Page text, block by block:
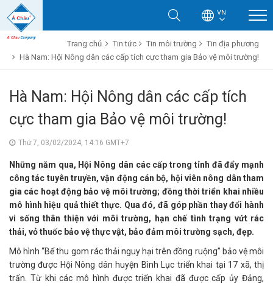
VN
Trang chủ Tin tức Tin môi trường
Tin địa phương
Hà Nam: Hội Nông dân các cấp tích cực tham gia Bảo vệ môi trường!
Hà Nam: Hội Nông dân các cấp tích
cực tham gia Bảo vệ môi trường!
Thứ 7, 03/02/2024, 14:16 GMT+7
Những năm qua, Hội Nông dân các cấp trong tỉnh đã đẩy mạnh
công tác tuyên truyền, vận động cán bộ, hội viên nông dân tham
gia các hoạt động bảo vệ môi trường; đồng thời triển khai nhiều
mô hình hiệu quả thiết thực. Qua đó, đã góp phần thay đổi hành
vi sống thân thiện với môi trường, hạn chế tình trạng vứt rác
thải, vỏ thuốc bảo vệ thực vật, bảo đảm môi trường sạch, đẹp.
Mô hình “Bể thu gom rác thải nguy hại trên đồng ruộng” bảo vệ môi
trường được Hội Nông dân huyện Bình Lục triển khai tại 17 xã, thị
trấn. Từ khi các mô hình được triển khai đã được cấp ủy Đảng,